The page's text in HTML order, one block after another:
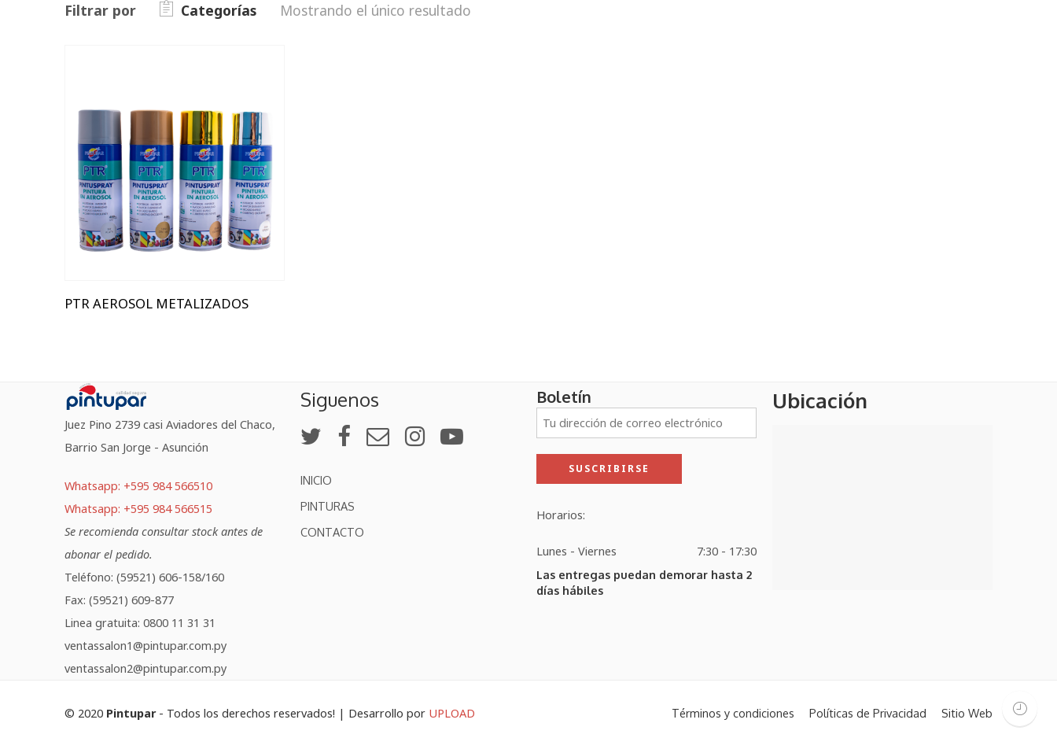
Filtrar por Categorías Mostrando el único resultado
PTR AEROSOL METALIZADOS
Juez Pino 2739 casi Aviadores del Chaco,
Barrio San Jorge - Asunción
Whatsapp: +595 984 566510
Whatsapp: +595 984 566515
Se recomienda consultar stock antes de
abonar el pedido.
Teléfono: (59521) 606-158/160
Fax: (59521) 609-877
Linea gratuita: 0800 11 31 31
ventassalon1@pintupar.com.py
ventassalon2@pintupar.com.py
Siguenos
INICIO
PINTURAS
CONTACTO
Boletín
Horarios:
Lunes - Viernes 7:30 - 17:30
Las entregas puedan demorar hasta 2
días hábiles
Ubicación
© 2020 Pintupar- Todos los derechos reservados! | Desarrollo por UPLOAD Términos y condiciones Políticas de Privacidad Sitio Web